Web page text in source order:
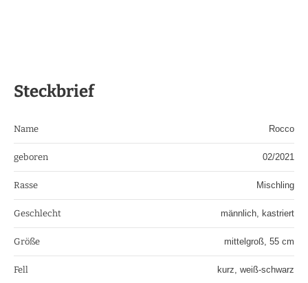
Steckbrief
Name Rocco
geboren 02/2021
Rasse Mischling
Geschlecht männlich, kastriert
Größe mittelgroß, 55 cm
Fell kurz, weiß-schwarz